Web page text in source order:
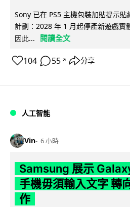
Sony 已在 PS5 主機包裝加貼提示
計劃：2028 年 1 月起停產新遊戲實
因此...
閱讀全文
104 55 ↗ 分享
人工智能
Vin 6 小時
Samsung 展示
手機毋須輸入文字 轉
作